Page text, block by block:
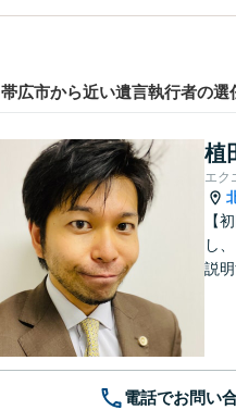
帯広市から近い遺言執行者の選
植
エク
【
し
説
電話でお問い